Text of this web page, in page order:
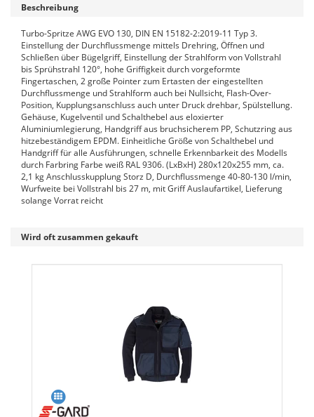
Beschreibung
Turbo-Spritze AWG EVO 130, DIN EN 15182-2:2019-11 Typ 3.
Einstellung der Durchflussmenge mittels Drehring, Öffnen und
Schließen über Bügelgriff, Einstellung der Strahlform von Vollstrahl
bis Sprühstrahl 120°, hohe Griffigkeit durch vorgeformte
Fingertaschen, 2 große Pointer zum Ertasten der eingestellten
Durchflussmenge und Strahlform auch bei Nullsicht, Flash-Over-
Position, Kupplungsanschluss auch unter Druck drehbar, Spülstellung.
Gehäuse, Kugelventil und Schalthebel aus eloxierter
Aluminiumlegierung, Handgriff aus bruchsicherem PP, Schutzring aus
hitzebeständigem EPDM. Einheitliche Größe von Schalthebel und
Handgriff für alle Ausführungen, schnelle Erkennbarkeit des Modells
durch Farbring Farbe weiß RAL 9306. (LxBxH) 280x120x255 mm, ca.
2,1 kg Anschlusskupplung Storz D, Durchflussmenge 40-80-130 l/min,
Wurfweite bei Vollstrahl bis 27 m, mit Griff Auslaufartikel, Lieferung
solange Vorrat reicht
Wird oft zusammen gekauft